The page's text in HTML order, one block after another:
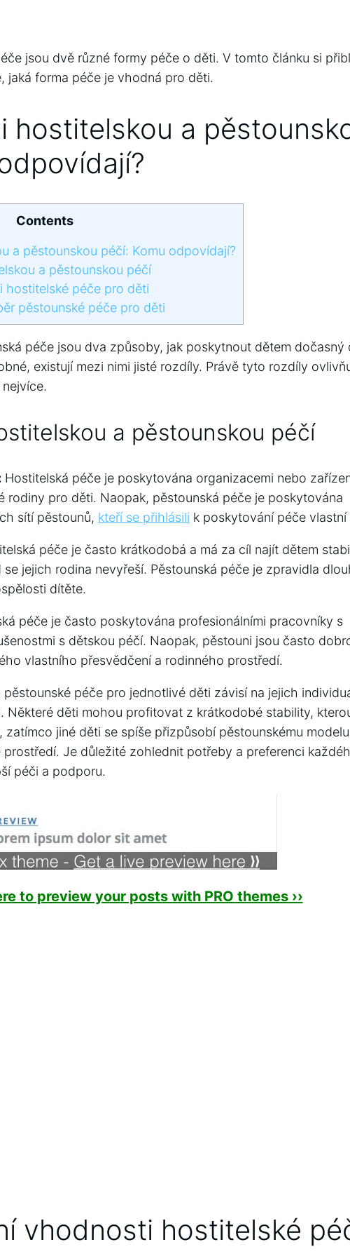
jsou dvě různé formy péče o děti. V tomto článku si
jaká forma péče je vhodná pro děti.
hostitelskou​ a
Contents
a ‌pěstounskou péčí: Komu odpovídají?
a pěstounskou péčí
péče pro děti
pěstounské péče pro děti
péče jsou dva způsoby, jak poskytnout dětem dočasný​
existují mezi nimi jisté rozdíly. Právě tyto ‍rozdíly
a pěstounskou péčí
Hostitelská péče je poskytována organizacemi⁣ nebo⁤
rodiny pro děti. Naopak, pěstounská péče je poskytována
sítí pěstounů, kteří se přihlásili k poskytování péče vlastní
péče je často krátkodobá ⁤a má za cíl najít dětem
jejich rodina nevyřeší. Pěstounská péče je zpravidla
dítěte.
péče ⁢je často poskytována profesionálními pracovníky s‍
s dětskou ⁤péčí. Naopak, ‍pěstouni jsou často
vlastního přesvědčení a rodinného prostředí.
péče pro jednotlivé děti⁤ závisí na ⁢jejich
Některé děti mohou profitovat z krátkodobé stability,
jiné​ děti se spíše přizpůsobí⁢ pěstounskému
Je důležité zohlednit potřeby a preferenci
péči a podporu.
to preview your posts with PRO themes ››
vhodnosti hostitelské